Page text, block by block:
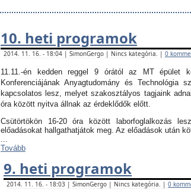
10. heti programok
2014. 11. 16. - 18:04 | SimonGergo | Nincs kategória. | 0
11.11.-én kedden reggel 9 órától az MT épület
Konferenciájának Anyagtudomány és Technológia
kapcsolatos lesz, melyet szakosztályos tagjaink
óra között nyitva állnak az érdeklődők előtt.
Csütörtökön 16-20 óra között laborfoglalkozás
előadásokat hallgathatjátok meg. Az előadások után
...
Tovább
9. heti programok
2014. 11. 16. - 18:03 | SimonGergo | Nincs kategória. | 0